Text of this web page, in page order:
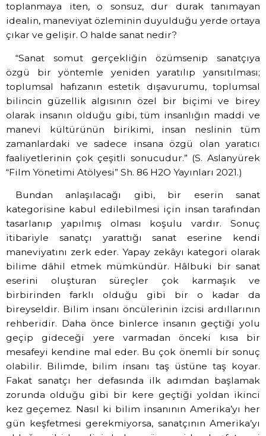
toplanmaya iten, o sonsuz, dur durak tanımayan
idealin, maneviyat özleminin duyulduğu yerde ortaya
çıkar ve gelişir. O halde sanat nedir?
“Sanat somut gerçekliğin özümsenip sanatçıya
özgü bir yöntemle yeniden yaratılıp yansıtılması;
toplumsal hafızanın estetik dışavurumu, toplumsal
bilincin güzellik algısının özel bir biçimi ve birey
olarak insanın olduğu gibi, tüm insanlığın maddi ve
manevi kültürünün birikimi, insan neslinin tüm
zamanlardaki ve sadece insana özgü olan yaratıcı
faaliyetlerinin çok çeşitli sonucudur.” (S. Aslanyürek
“Film Yönetimi Atölyesi” Sh. 86 H2O Yayınları 2021.)
Bundan anlaşılacağı gibi, bir eserin sanat
kategorisine kabul edilebilmesi için insan tarafından
tasarlanıp yapılmış olması koşulu vardır. Sonuç
itibariyle sanatçı yarattığı sanat eserine kendi
maneviyatını zerk eder. Yapay zekâyı kategori olarak
bilime dâhil etmek mümkündür. Hâlbuki bir sanat
eserini oluşturan süreçler çok karmaşık ve
birbirinden farklı olduğu gibi bir o kadar da
bireyseldir. Bilim insanı öncülerinin izcisi ardıllarının
rehberidir. Daha önce binlerce insanın geçtiği yolu
geçip gideceği yere varmadan önceki kısa bir
mesafeyi kendine mal eder. Bu çok önemli bir sonuç
olabilir. Bilimde, bilim insanı taş üstüne taş koyar.
Fakat sanatçı her defasında ilk adımdan başlamak
zorunda olduğu gibi bir kere geçtiği yoldan ikinci
kez geçemez. Nasıl ki bilim insanının Amerika’yı her
gün keşfetmesi gerekmiyorsa, sanatçının Amerika’yı